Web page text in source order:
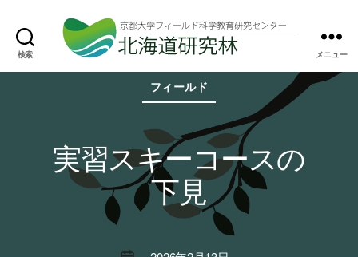
検索
道
研
林
メニュー
カ
テ
ゴ
フィールド
実習スキーコースの
下見